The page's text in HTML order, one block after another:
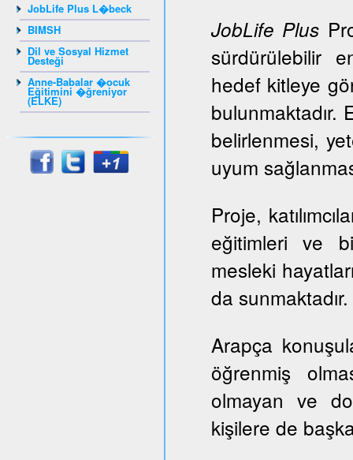
JobLife Plus L�beck
BIMSH
Dil ve Sosyal Hizmet
Desteği
Anne-Babalar �ocuk
Eğitimini �ğreniyor
(ELKE)
JobLife Plus
sürdürülebilir
hedef kitleye
bulunmaktadır.
belirlenmesi,
uyum
Proje,
eğitimleri ve
mesleki
da sunmaktadır.
Arapça
öğrenmiş
olmayan ve
kişilere de